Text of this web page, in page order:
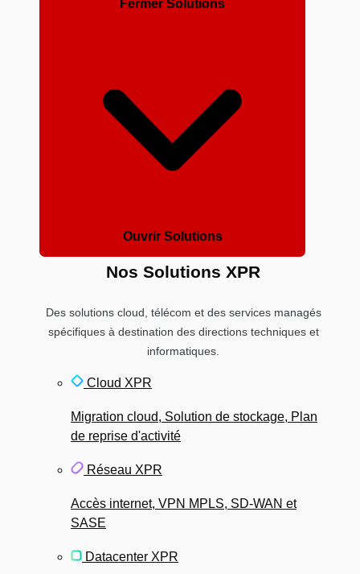
Fermer Solutions
Ouvrir Solutions
Nos Solutions XPR
Des solutions cloud, télécom et des services managés
spécifiques à destination des directions techniques et
informatiques.
Cloud XPR
Migration cloud, Solution de stockage, Plan
de reprise d'activité
Réseau XPR
Accès internet, VPN MPLS, SD-WAN et
SASE
Datacenter XPR